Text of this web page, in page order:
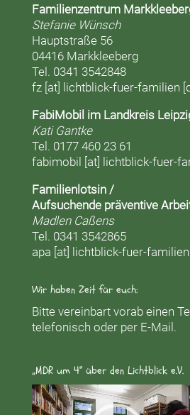
Familienzentrum
Stefanie Wünsch
Hauptstraße 56
04416 Markkleeberg
Tel. 0341 3542848
fz [at] lichtblick-fuer-familien
FabiMobil im Landkreis
Kati Gantke
Tel. 0177 460 23 61
fabimobil [at] lichtblick-fuer-
Familienlotsin /
Aufsuchende präventive
Madlen Caßens
Tel. 0341 3542865
apa [at] lichtblick-fuer-
Wir haben Zeit für euch:
Bitte vereinbart vorab einen
telefonisch oder per E-Mail.
„MDR um 4“ über den Lichtblick e.V.
Video-
Player